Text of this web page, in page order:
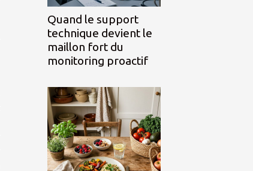
Quand le support
technique devient le
maillon fort du
monitoring proactif